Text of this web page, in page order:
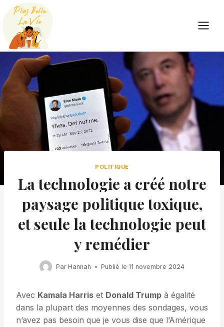
Skip
content
POLITIQUE
La technologie a créé notre
paysage politique toxique,
et seule la technologie peut
y remédier
Par Hannah Publié le 11 novembre 2024
Avec Kamala Harris et Donald Trump à égalité
dans la plupart des moyennes des sondages, vous
n’avez pas besoin que je vous dise que l’Amérique